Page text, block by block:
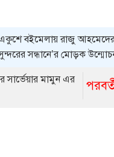
বইমেলায় রাজু
সন্ধানে’র মোড়ক
সার্ভেয়ার মামুন এর